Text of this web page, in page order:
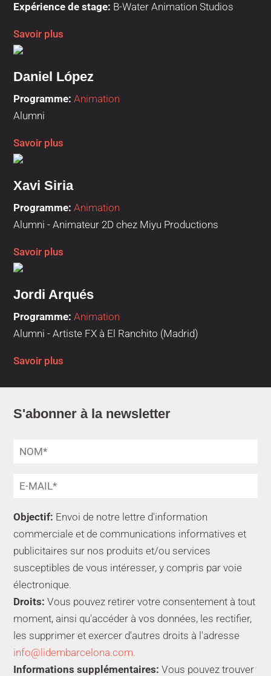
Expérience de stage: B-Water Animation Studios
Savoir plus
Daniel López
Programme:Animation
Alumni
Savoir plus
Xavi Siria
Programme:Animation
Alumni - Animateur 2D chez Miyu Productions
Savoir plus
Jordi Arqués
Programme:Animation
Alumni - Artiste FX à El Ranchito (Madrid)
Savoir plus
S'abonner à la newsletter
Objectif: Envoi de notre lettre d'information
commerciale et de communications informatives et
publicitaires sur nos produits et/ou services
susceptibles de vous intéresser, y compris par voie
électronique.
Droits: Vous pouvez retirer votre consentement à tout
moment, ainsi qu'accéder à vos données, les rectifier,
les supprimer et exercer d'autres droits à l'adresse
info@lidembarcelona.com.
Informations supplémentaires: Vous pouvez trouver